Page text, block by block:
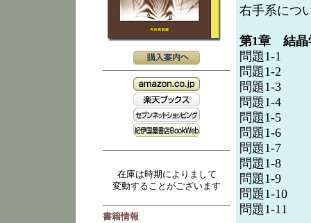
在庫は時期によりまして
変動することがございます
書籍情報
右手系につ
第1章 結晶
問題1-1
問題1-2
問題1-3
問題1-4
問題1-5
問題1-6
問題1-7
問題1-8
問題1-9
問題1-10
問題1-11